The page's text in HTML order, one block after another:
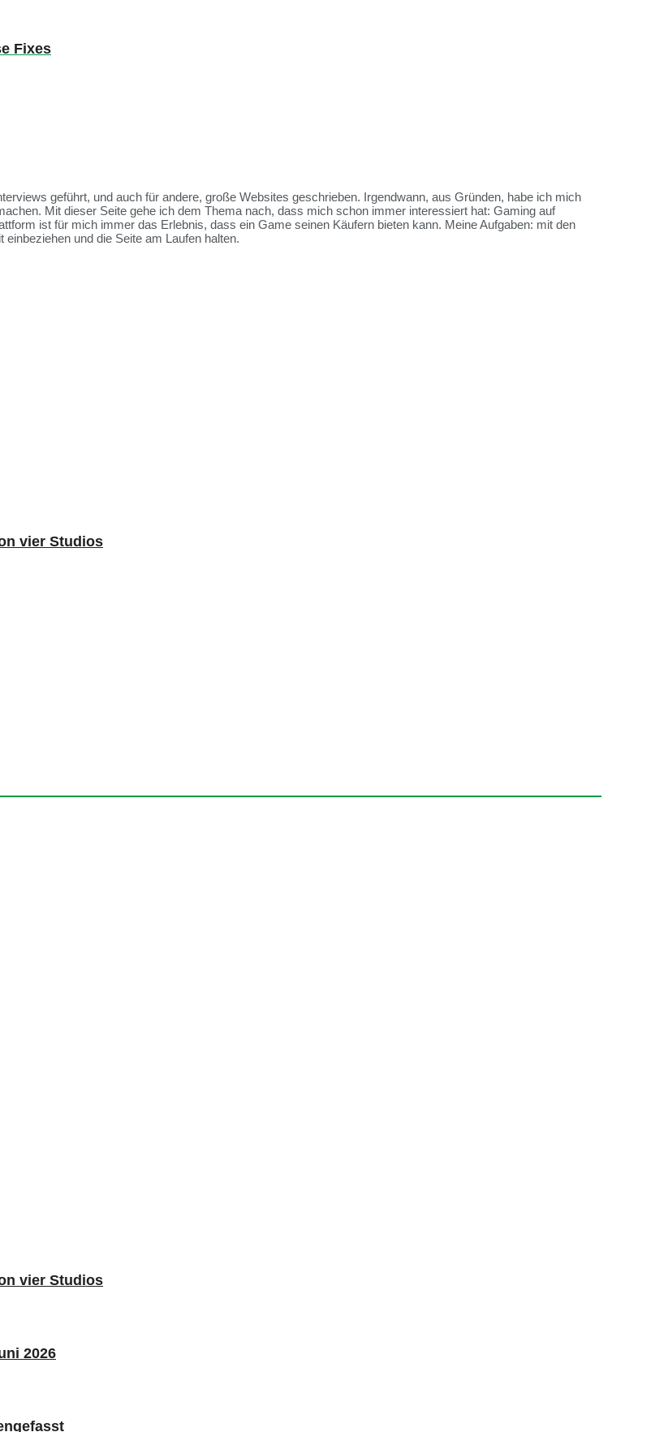
Fixes
geführt, und auch für andere, große Websites geschrieben. Irgendwann, aus Gründen, habe ich mich
Mit dieser Seite gehe ich dem Thema nach, dass mich schon immer interessiert hat: Gaming auf
ist für mich immer das Erlebnis, dass ein Game seinen Käufern bieten kann. Meine Aufgaben: mit den
und die Seite am Laufen halten.
vier Studios
vier Studios
2026